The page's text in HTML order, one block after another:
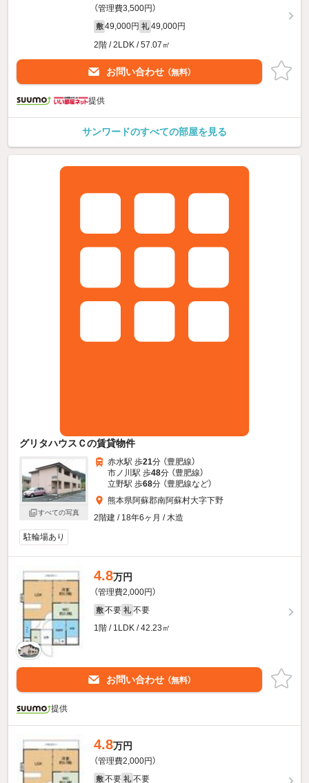
（管理費3,500円）
敷 49,000円 礼 49,000円
2階 / 2LDK / 57.07㎡
お問い合わせ （無料）
提供
サンワードのすべての部屋を見る
グリタハウスＣの賃貸物件
すべての写真
赤水駅 歩21分 （豊肥線）
市ノ川駅 歩48分 （豊肥線）
立野駅 歩68分 （豊肥線など）
熊本県阿蘇郡南阿蘇村大字下野
2階建 / 18年6ヶ月 / 木造
駐輪場あり
4.8万円
（管理費2,000円）
敷 不要 礼 不要
1階 / 1LDK / 42.23㎡
お問い合わせ （無料）
提供
4.8万円
（管理費2,000円）
敷 不要 礼 不要